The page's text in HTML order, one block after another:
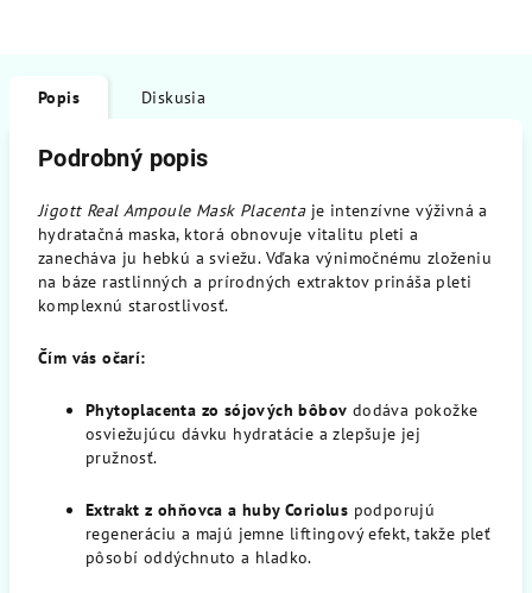
Popis Diskusia
Podrobný popis
Jigott Real Ampoule Mask Placentaje intenzívne výživná a
hydratačná maska, ktorá obnovuje vitalitu pleti a
zanecháva ju hebkú a sviežu. Vďaka výnimočnému zloženiu
na báze rastlinných a prírodných extraktov prináša pleti
komplexnú starostlivosť.
Čím vás očarí:
Phytoplacenta zo sójových bôbov dodáva pokožke
osviežujúcu dávku hydratácie a zlepšuje jej
pružnosť.
Extrakt z ohňovca a huby Coriolus podporujú
regeneráciu a majú jemne liftingový efekt, takže pleť
pôsobí oddýchnuto a hladko.